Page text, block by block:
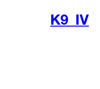
K9_IV